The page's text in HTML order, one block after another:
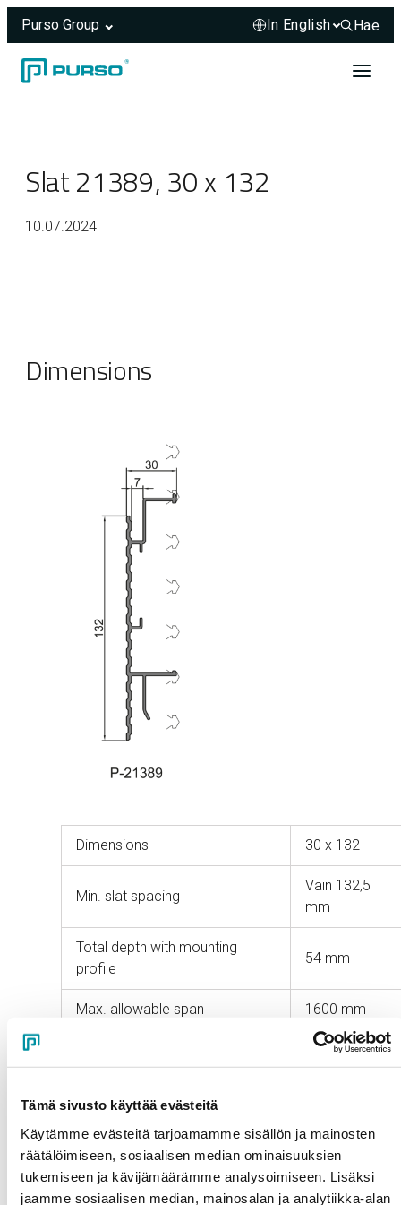
Tämä sivusto käyttää evästeitä
Käytämme evästeitä tarjoamamme sisällön ja mainosten
räätälöimiseen, sosiaalisen median ominaisuuksien
tukemiseen ja kävijämäärämme analysoimiseen. Lisäksi
jaamme sosiaalisen median, mainosalan ja analytiikka-alan
Purso Group
Hae
Hae
Slat 21389, 30 x 132
10.07.2024
Dimensions
Dimensions 30 x 132
Min. slat spacing
Vain 132,5
mm
Total depth with mounting
profile
54 mm
Max. allowable span 1600 mm
Surface treatment options
Powder coating
Powder coating creates an exceptionally durable
painted surface. You can freely choose the colour